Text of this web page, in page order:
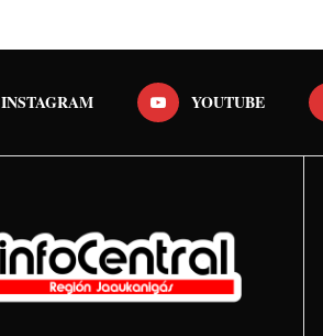
INSTAGRAM YOUTUBE